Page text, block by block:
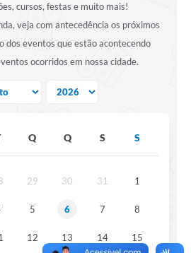
cursos, festas e muito mais!
veja com antecedência os próximos
dos eventos que estão acontecendo
ocorridos em nossa cidade.
Q Q S S
29 30 31 1
5 6 7 8
12 13 14 15